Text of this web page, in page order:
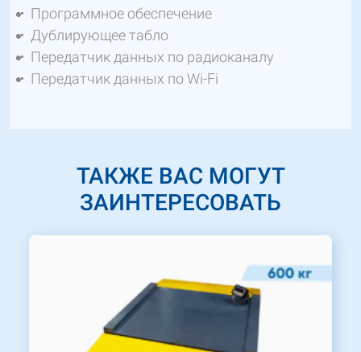
Программное обеспечение
Дублирующее табло
Передатчик данных по радиоканалу
Передатчик данных по Wi-Fi
ТАКЖЕ ВАС МОГУТ
ЗАИНТЕРЕСОВАТЬ